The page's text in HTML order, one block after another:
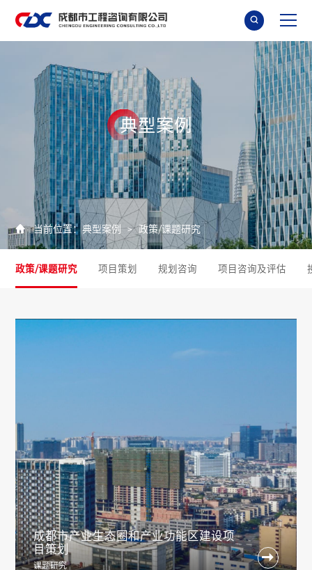

典型案例
 当前位置： 典型案例 > 政策/课题研究
政策/课题研究 项目策划 规划咨询 项目咨询及评估
成都市产业生态圈和产业功能区建设项
目策划
课题研究
